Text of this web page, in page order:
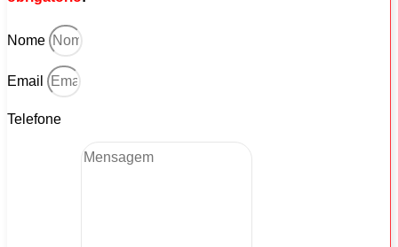
Nome
Email
Telefone